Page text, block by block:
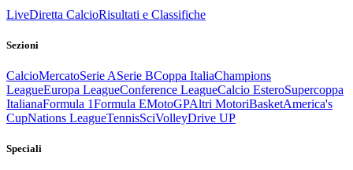
LiveDiretta CalcioRisultati e Classifiche
Sezioni
CalcioMercatoSerie ASerie BCoppa ItaliaChampions
LeagueEuropa LeagueConference LeagueCalcio EsteroSupercoppa
ItalianaFormula 1Formula EMotoGPAltri MotoriBasketAmerica's
CupNations LeagueTennisSciVolleyDrive UP
Speciali